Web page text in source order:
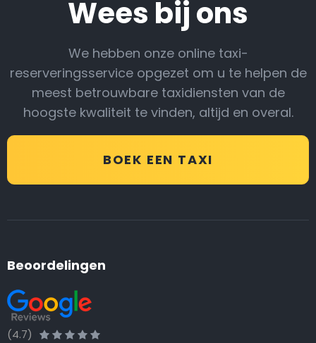
Wees bij ons
We hebben onze online taxi-
reserveringsservice opgezet om u te helpen de
meest betrouwbare taxidiensten van de
hoogste kwaliteit te vinden, altijd en overal.
BOEK EEN TAXI
Beoordelingen
(4.7)